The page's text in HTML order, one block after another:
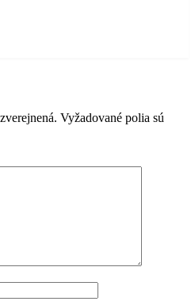
Vyžadované polia sú